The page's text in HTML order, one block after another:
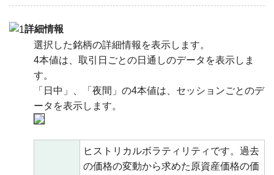
詳細情報
選択した銘柄の詳細情報を表示します。
4本値は、取引日ごとの日通しのデータを表示しま
す。
「日中」、「夜間」の4本値は、セッションごとのデ
ータを表示します。
ヒストリカルボラティリティです。過去
の価格の変動から求めた原資産価格の価